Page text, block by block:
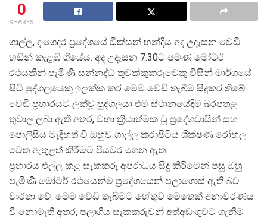
0
SHARES
ගාල්ල, දංගෙදර ප්රදේශයේ ඩික්සන් හන්දිය අද උදෑසන වෙඩි
හඬින් කැළඹී ගියේය. අද උදෑසන 7.30ට පමණ මෝටර්
රථයකින් පැමිණි සන්නද්ධ තුවක්කුකරුවෙකු විසින් මාර්ගයේ
සිටි පුද්ගලයෙකු ඉලක්ක කර මෙම වෙඩි තැබීම සිදුකර තිබේ.
වෙඩි ප්රහාරයට ලක්වූ පුද්ගලයා එම ස්ථානයේදීම බරපතළ
තුවාල ලබා ඇති අතර, වහා ක්රියාත්මක වූ ප්රදේශවාසීන් සහ
පොලීසිය මැදිහත් වී ඔහුව ගාල්ල කරාපිටිය ශික්ෂණ රෝහල
වෙත ඇතුළත් කිරීමට පියවර ගෙන ඇත.
ප්රහාරය එල්ල කළ සැකකරු අපරාධය සිදු කිරීමෙන් පසු ඔහු
පැමිණි මෝටර් රථයෙන්ම ප්රදේශයෙන් පලාගොස් ඇති බව
වාර්තා වේ. මෙම වෙඩි තැබීමට හේතුව මෙතෙක් අනාවරණය
වී නොමැති අතර, පලාගිය සැකකරුවන් අත්අඩංගුවට ගැනීම